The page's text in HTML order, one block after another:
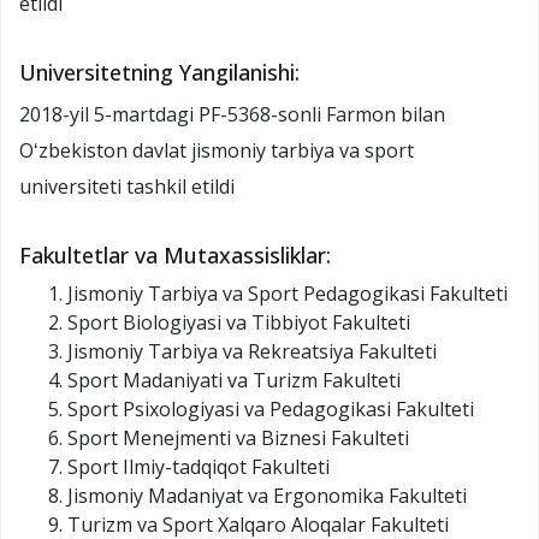
Universitetning Yangilanishi:
2018-yil 5-martdagi PF-5368-sonli Farmon bilan
Oʻzbekiston davlat jismoniy tarbiya va sport
universiteti tashkil etildi
Fakultetlar va Mutaxassisliklar:
Jismoniy Tarbiya va Sport Pedagogikasi Fakulteti
Sport Biologiyasi va Tibbiyot Fakulteti
Jismoniy Tarbiya va Rekreatsiya Fakulteti
Sport Madaniyati va Turizm Fakulteti
Sport Psixologiyasi va Pedagogikasi Fakulteti
Sport Menejmenti va Biznesi Fakulteti
Sport Ilmiy-tadqiqot Fakulteti
Jismoniy Madaniyat va Ergonomika Fakulteti
Turizm va Sport Xalqaro Aloqalar Fakulteti